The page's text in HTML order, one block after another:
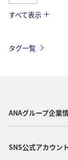
秋 海
夏 沖縄
ワカサギ 川
すべて表示
タグ一覧
ANAグループ企業
SNS公式アカウント